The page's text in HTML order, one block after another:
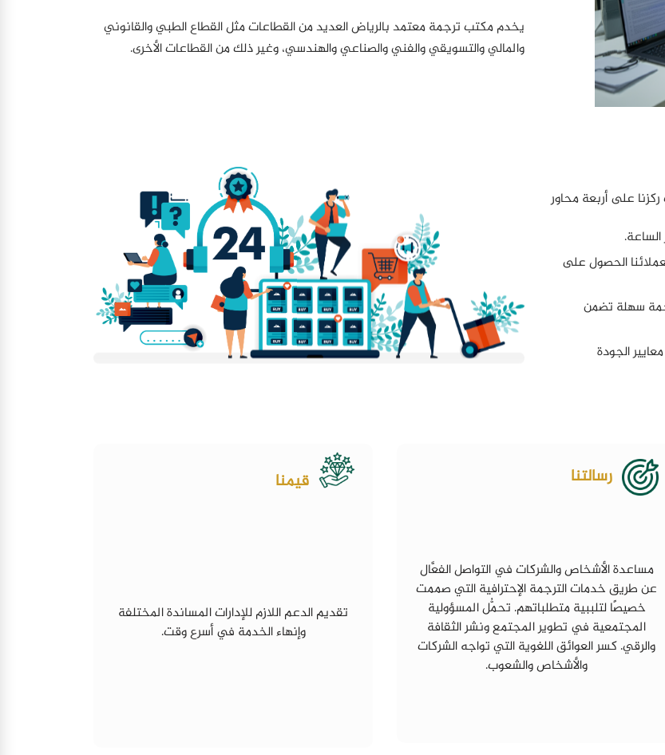
يخدم مكتب ترجمة معتمد بالرياض العديد من القطاعات مثل القطاع الطبي والقانوني
والمالي والتسويقي والفني والصناعي والهندسي، وغير ذلك من القطاعات الأخرى.
على أربعة محاور
الحصول على
سهلة تضمن
الجودة
رسالتنا
مساعدة الأشخاص والشركات في التواصل الفعَّال
عن طريق خدمات الترجمة الإحترافية التي صممت
خصيصًا لتلببية متطلباتهم. تحمُّل المسؤولية
المجتمعية في تطوير المجتمع ونشر الثقافة
والرقي. كسر العوائق اللغوية التي تواجه الشركات
والأشخاص والشعوب.
قيمنا
تقديم الدعم اللازم للإدارات المساندة المختلفة
وإنهاء الخدمة في أسرع وقت.